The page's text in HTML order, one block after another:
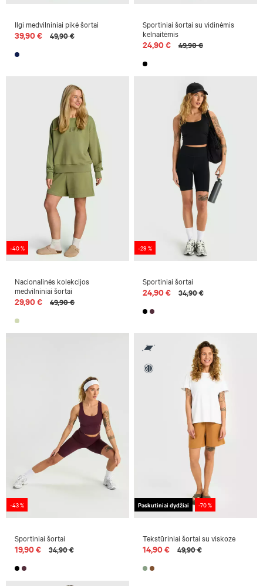
Ilgi medvilniniai pikė šortai
39,90 € 49,90 €
Sportiniai šortai su vidinėmis
kelnaitėmis
24,90 € 49,90 €
-40 %
Nacionalinės kolekcijos
medvilniniai šortai
29,90 € 49,90 €
-29 %
Sportiniai šortai
24,90 € 34,90 €
-43 %
Sportiniai šortai
19,90 € 34,90 €
Paskutiniai dydžiai -70 %
Tekstūriniai šortai su viskoze
14,90 € 49,90 €